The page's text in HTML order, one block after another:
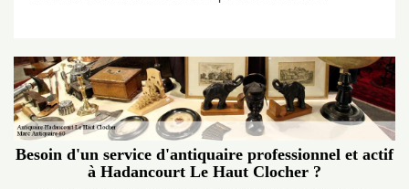
Besoin d'un service d'antiquaire professionnel et actif
à Hadancourt Le Haut Clocher ?